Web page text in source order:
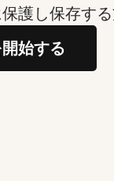
護し保存す
始する